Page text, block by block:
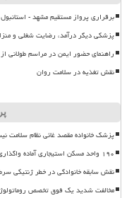
برقراری پرواز مستقیم مشهد - استانبول
پزشکی دیگر درآمد، رضایت شغلی و
راهنمای حضور ایمن در مراسم طولانی
نقش تغذیه در سلامت روان
پزشک خانواده مقصد غائی نظام سلامت
۱۹۰ واحد مسکن استیجاری آماده واگذاری به زوج های جوان است
نقش سابقه خانوادگی در خطر ژنتیکی
مخالفت شدید یک فوق تخصص